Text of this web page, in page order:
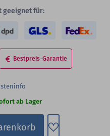
geeignet für:
Bestpreis-Garantie
ab Lager
Zum